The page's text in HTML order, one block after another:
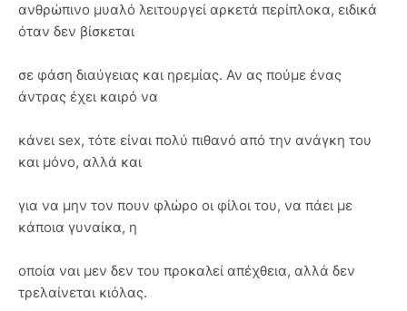
ανθρώπινο μυαλό λειτουργεί αρκετά περίπλοκα, ειδικά
όταν δεν βίσκεται
σε φάση διαύγειας και ηρεμίας. Αν ας πούμε ένας
άντρας έχει καιρό να
κάνει sex, τότε είναι πολύ πιθανό από την ανάγκη του
και μόνο, αλλά και
για να μην τον πουν φλώρο οι φίλοι του, να πάει με
κάποια γυναίκα, η
οποία ναι μεν δεν του προκαλεί απέχθεια, αλλά δεν
τρελαίνεται κιόλας.